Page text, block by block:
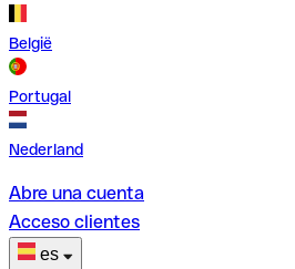
België
Portugal
Nederland
Abre una cuenta
Acceso clientes
es